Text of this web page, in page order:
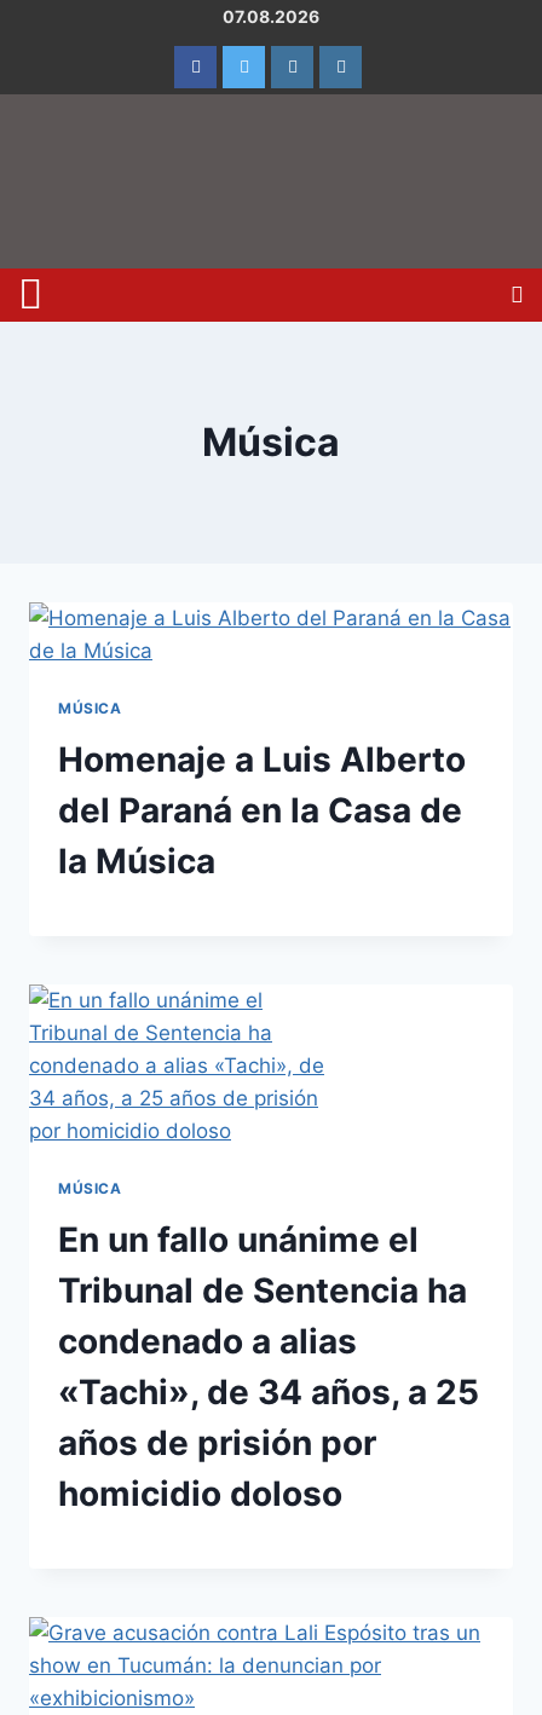
07.08.2026
Música
MÚSICA
Homenaje a Luis Alberto
del Paraná en la Casa de
la Música
MÚSICA
En un fallo unánime el
Tribunal de Sentencia ha
condenado a alias
«Tachi», de 34 años, a 25
años de prisión por
homicidio doloso